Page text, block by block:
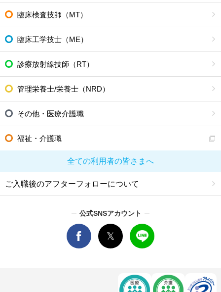
臨床検査技師（MT）
臨床工学技士（ME）
診療放射線技師（RT）
管理栄養士/栄養士（NRD）
その他・医療介護職
福祉・介護職
全ての利用者の皆さまへ
ご入職後のアフターフォローについて
公式SNSアカウント